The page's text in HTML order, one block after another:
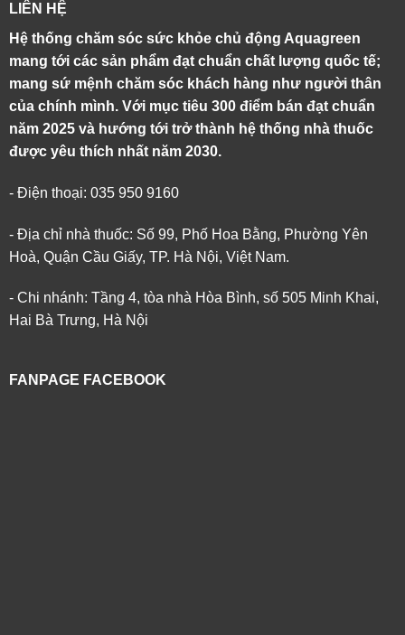
LIÊN HỆ
Hệ thống chăm sóc sức khỏe chủ động Aquagreen
mang tới các sản phẩm đạt chuẩn chất lượng quốc tế;
mang sứ mệnh chăm sóc khách hàng như người thân
của chính mình. Với mục tiêu 300 điểm bán đạt chuẩn
năm 2025 và hướng tới trở thành hệ thống nhà thuốc
được yêu thích nhất năm 2030.
- Điện thoại: 035 950 9160
- Địa chỉ nhà thuốc: Số 99, Phố Hoa Bằng, Phường Yên
Hoà, Quận Cầu Giấy, TP. Hà Nội, Việt Nam.
- Chi nhánh: Tầng 4, tòa nhà Hòa Bình, số 505 Minh Khai,
Hai Bà Trưng, Hà Nội
FANPAGE FACEBOOK